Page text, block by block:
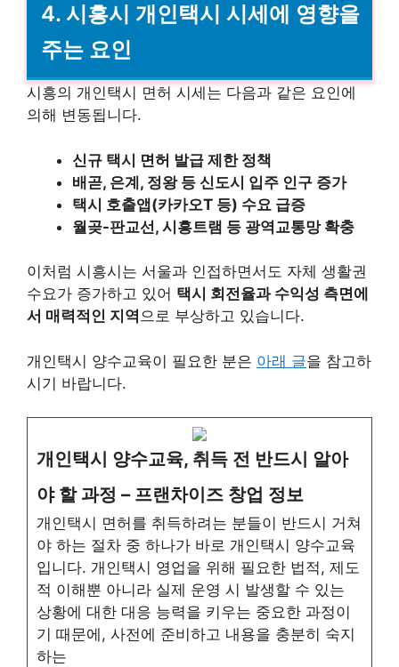
4. 시흥시 개인택시 시세에 영향을
주는 요인
시흥의 개인택시 면허 시세는 다음과 같은 요인에
의해 변동됩니다.
신규 택시 면허 발급 제한 정책
배곧, 은계, 정왕 등 신도시 입주 인구 증가
택시 호출앱(카카오T 등) 수요 급증
월곶-판교선, 시흥트램 등 광역교통망 확충
이처럼 시흥시는 서울과 인접하면서도 자체 생활권
수요가 증가하고 있어 택시 회전율과 수익성 측면에
서 매력적인 지역으로 부상하고 있습니다.
개인택시 양수교육이 필요한 분은 아래 글을 참고하
시기 바랍니다.
개인택시 양수교육, 취득 전 반드시 알아
야 할 과정 – 프랜차이즈 창업 정보
개인택시 면허를 취득하려는 분들이 반드시 거쳐
야 하는 절차 중 하나가 바로 개인택시 양수교육
입니다. 개인택시 영업을 위해 필요한 법적, 제도
적 이해뿐 아니라 실제 운영 시 발생할 수 있는
상황에 대한 대응 능력을 키우는 중요한 과정이
기 때문에, 사전에 준비하고 내용을 충분히 숙지
하는